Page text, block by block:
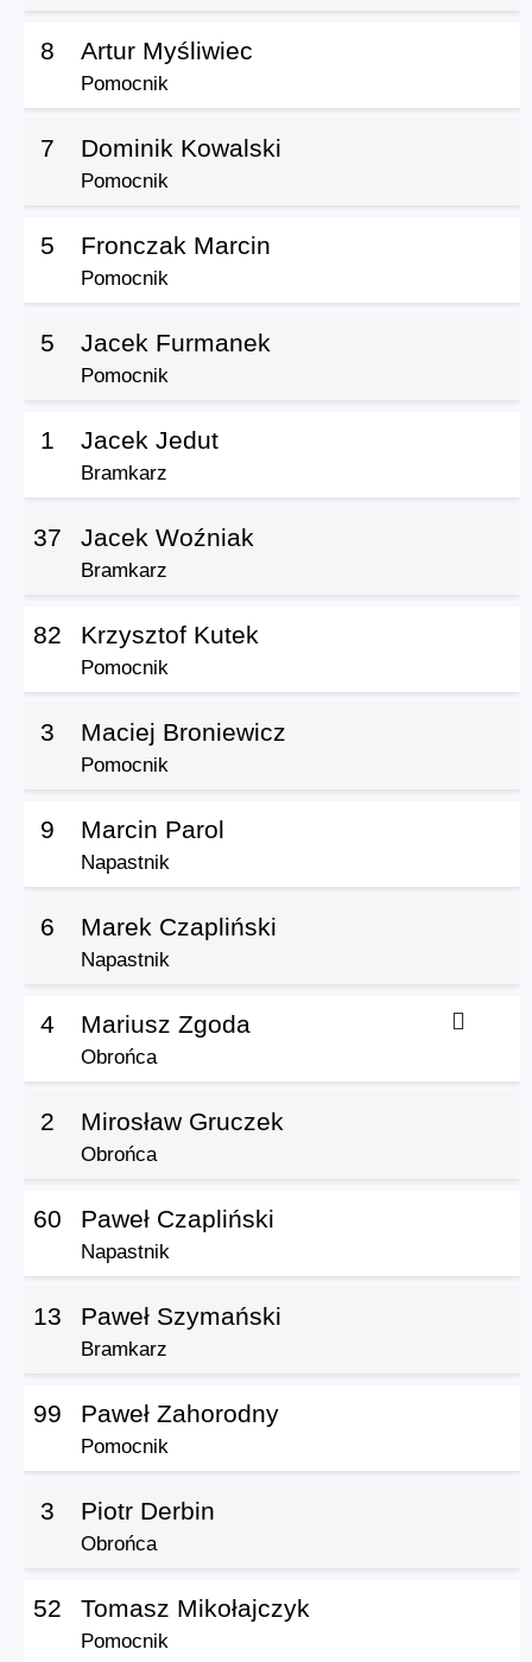
8 Artur Myśliwiec
Pomocnik
7 Dominik Kowalski
Pomocnik
5 Fronczak Marcin
Pomocnik
5 Jacek Furmanek
Pomocnik
1 Jacek Jedut
Bramkarz
37 Jacek Woźniak
Bramkarz
82 Krzysztof Kutek
Pomocnik
3 Maciej Broniewicz
Pomocnik
9 Marcin Parol
Napastnik
6 Marek Czapliński
Napastnik
4 Mariusz Zgoda
Obrońca
2 Mirosław Gruczek
Obrońca
60 Paweł Czapliński
Napastnik
13 Paweł Szymański
Bramkarz
99 Paweł Zahorodny
Pomocnik
3 Piotr Derbin
Obrońca
52 Tomasz Mikołajczyk
Pomocnik